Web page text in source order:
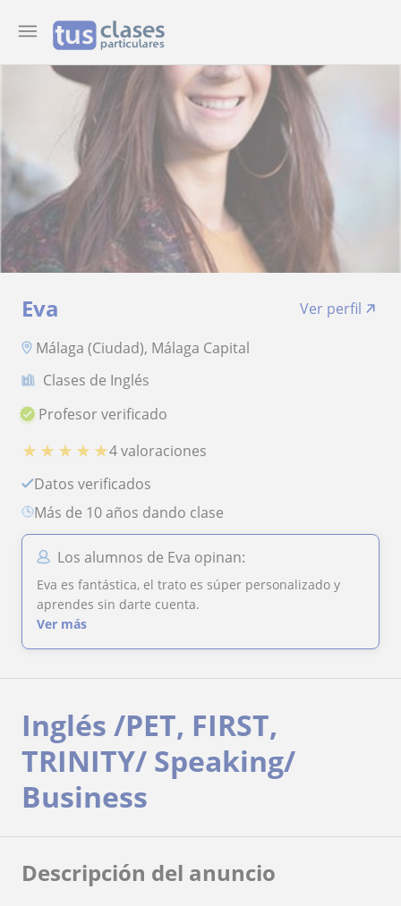
Eva
Ver perfil
Málaga (Ciudad), Málaga Capital
Clases de Inglés
Profesor verificado
★ ★ ★ ★ ★4 valoraciones
Datos verificados
más de 10 años dando clase
Los alumnos de Eva opinan:
Eva es fantástica, el trato es súper personalizado y
aprendes sin darte cuenta.
Ver más
Inglés /PET, FIRST,
TRINITY/ Speaking/
Business
Descripción del anuncio